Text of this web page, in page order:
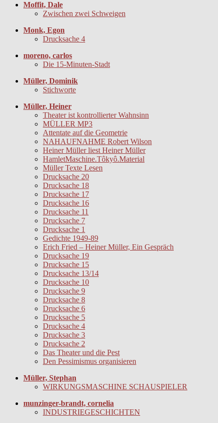
Moffit, Dale
Zwischen zwei Schweigen
Monk, Egon
Drucksache 4
moreno, carlos
Die 15-Minuten-Stadt
Müller, Dominik
Stichworte
Müller, Heiner
Theater ist kontrollierter Wahnsinn
MÜLLER MP3
Attentate auf die Geometrie
NAHAUFNAHME Robert Wilson
Heiner Müller liest Heiner Müller
HamletMaschine.Tôkyô.Material
Müller Texte Lesen
Drucksache 20
Drucksache 18
Drucksache 17
Drucksache 16
Drucksache 11
Drucksache 7
Drucksache 1
Gedichte 1949-89
Erich Fried – Heiner Müller, Ein Gespräch
Drucksache 19
Drucksache 15
Drucksache 13/14
Drucksache 10
Drucksache 9
Drucksache 8
Drucksache 6
Drucksache 5
Drucksache 4
Drucksache 3
Drucksache 2
Das Theater und die Pest
Den Pessimismus organisieren
Müller, Stephan
WIRKUNGSMASCHINE SCHAUSPIELER
munzinger-brandt, cornelia
INDUSTRIEGESCHICHTEN